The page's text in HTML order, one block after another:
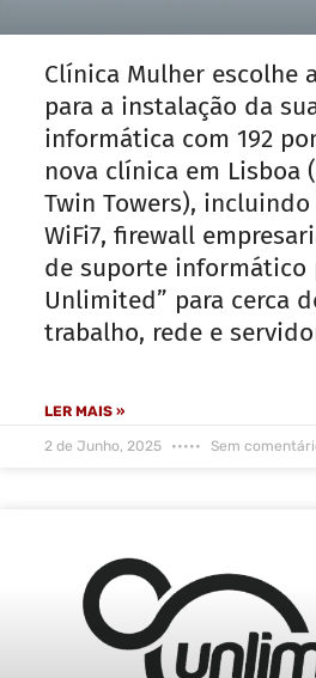
Clínica Mulher escolhe
para a instalação da
informática com 192
nova clínica em Lisboa
Twin Towers),
WiFi7, firewall
de suporte informático
Unlimited” para cerca
trabalho, rede e
LER MAIS »
2 de Junho, 2025 Sem